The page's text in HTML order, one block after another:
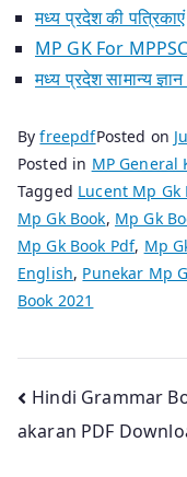
मध्य प्रदेश की पत्रिकाएं
MP GK For
मध्य प्रदेश सामान्य
ByfreepdfPosted on
Posted in MP General
Tagged Lucent Mp Gk
Mp Gk Book, Mp Gk
Mp Gk Book Pdf, Mp
English, Punekar Mp
Book 2021
Post
Hindi Grammar
akaran PDF